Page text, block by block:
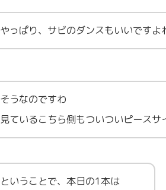
やっぱり、サビのダンスもいいですよ
そうなのですわ
見ているこちら側もついついピースサ
ということで、本日の1本は